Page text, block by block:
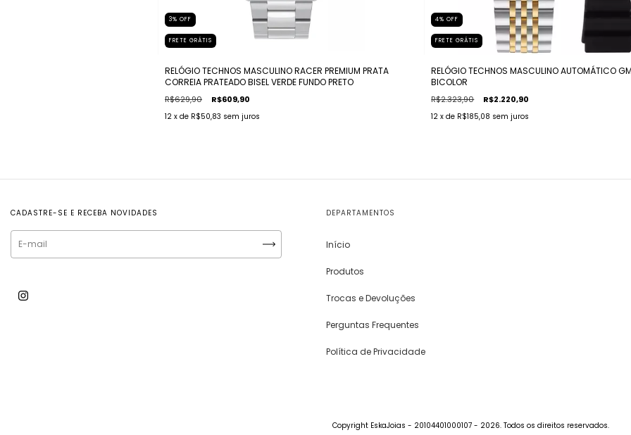
3% OFF
FRETE GRÁTIS
RELÓGIO TECHNOS MASCULINO RACER PREMIUM PRATA
CORREIA PRATEADO BISEL VERDE FUNDO PRETO
R$629,90 R$609,90
12 x de R$50,83 sem juros
4%OFF
FRETE GRÁTIS
RELÓGIO TECHNOS MASCULINO AUTOMÁTICO
BICOLOR
R$2.323,90 R$2.220,90
12 x de R$185,08 sem juros
CADASTRE-SE E RECEBA NOVIDADES DEPARTAMENTOS
Início
Produtos
Trocas e Devoluções
Perguntas Frequentes
Política de Privacidade
Copyright EskaJoias - 20104401000107 - 2026. Todos os direitos reservados.